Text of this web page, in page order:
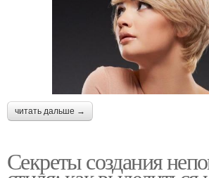
читать дальше →
Секреты создания